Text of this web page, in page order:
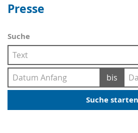
Presse
Suche
Suchtext
Datum
Anfang
bis
Ende